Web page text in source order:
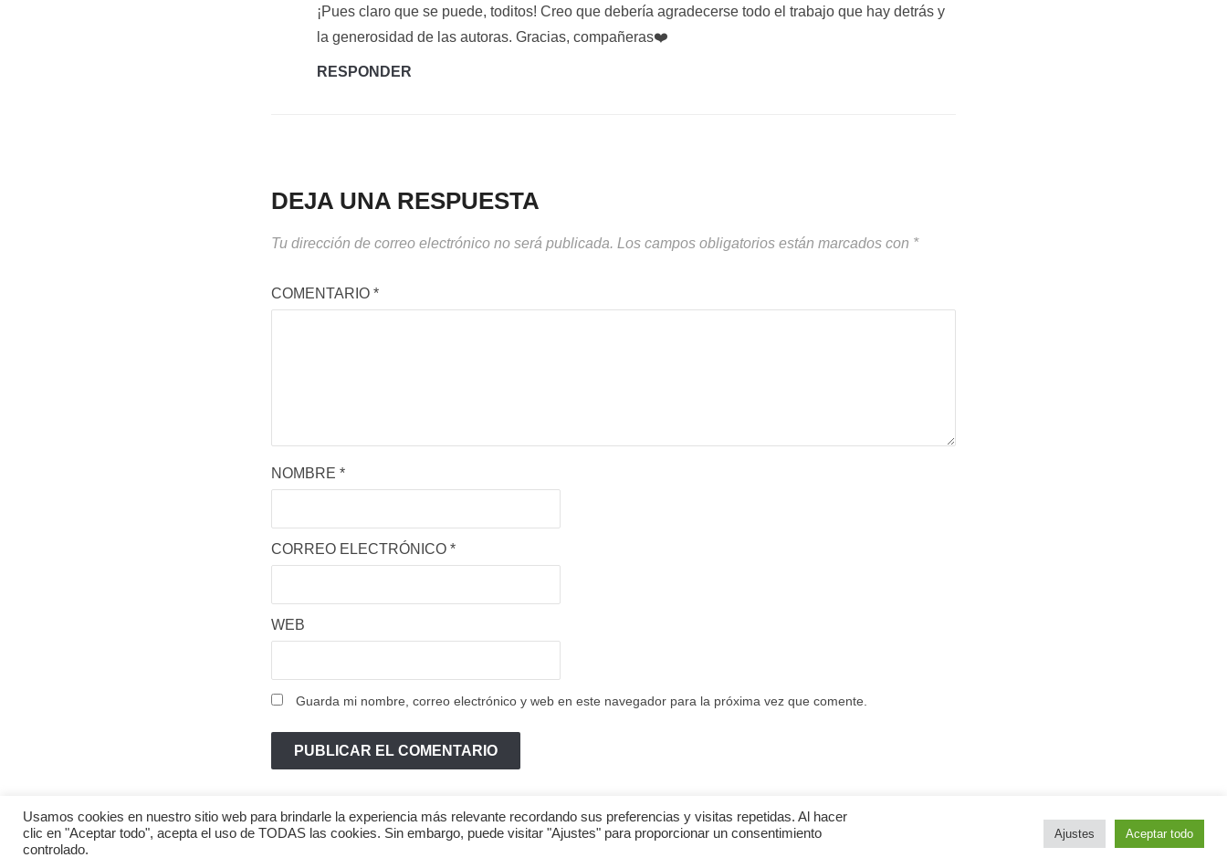
¡Pues claro que se puede, toditos! Creo que debería agradecerse todo el trabajo que hay detrás y
la generosidad de las autoras. Gracias, compañeras❤️
RESPONDER
DEJA UNA RESPUESTA
Tu dirección de correo electrónico no será publicada. Los campos obligatorios están marcados con *
COMENTARIO *
NOMBRE *
CORREO ELECTRÓNICO *
WEB
Guarda mi nombre, correo electrónico y web en este navegador para la próxima vez que comente.
Usamos cookies en nuestro sitio web para brindarle la experiencia más relevante recordando sus preferencias y visitas repetidas. Al hacer
clic en "Aceptar todo", acepta el uso de TODAS las cookies. Sin embargo, puede visitar "Ajustes" para proporcionar un consentimiento
controlado.
Ajustes Aceptar todo